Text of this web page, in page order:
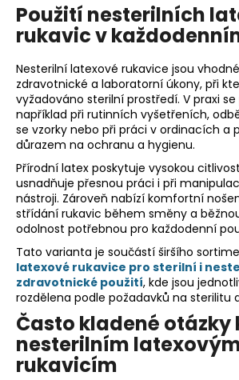
l
á
a
c
í
p
r
k
y
v
ý
p
i
s
u
Použití nesterilních
rukavic v
Nesterilní latexové rukavice jsou
zdravotnické a laboratorní úkony, při
vyžadováno sterilní prostředí. V praxi
například při rutinních vyšetřeních,
se vzorky nebo při práci v ordinacích a
důrazem na ochranu a hygienu.
Přírodní latex poskytuje vysokou
usnadňuje přesnou práci i při
nástroji. Zároveň nabízí komfortní
střídání rukavic během směny a
odolnost potřebnou pro každodenní
Tato varianta je součástí širšího
latexové rukavice pro sterilní i
zdravotnické použití, kde jsou
rozdělena podle požadavků na sterilitu
Často kladené otázky
nesterilním
rukavicím